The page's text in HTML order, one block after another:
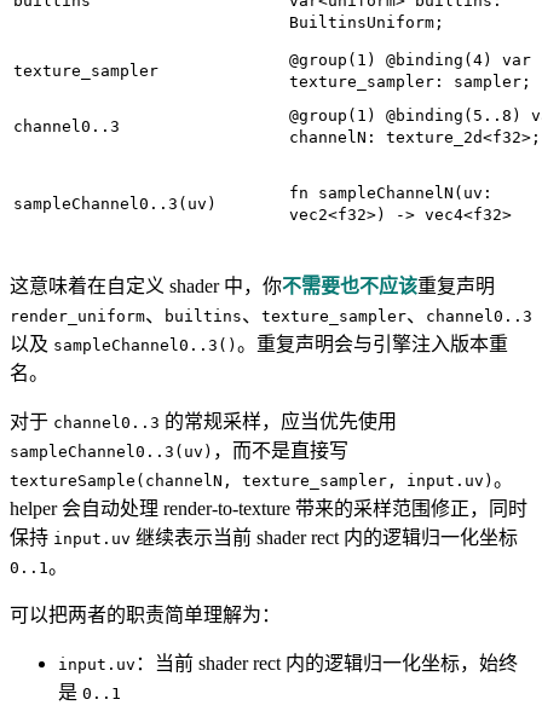
BuiltinsUniform;
texture_sampler
@group(1) @binding(4) var
texture_sampler: sampler;
channel0..3
@group(1) @binding(5..8)
channelN: texture_2d<f32>;
sampleChannel0..3(uv)
fn sampleChannelN(uv:
vec2<f32>) -> vec4<f32>
这意味着在自定义 shader 中，你不需要也不应该重复声明
render_uniform、 builtins、 texture_sampler、 channel0..3
以及 sampleChannel0..3() 。重复声明会与引擎注入版本重
名。
对于 channel0..3 的常规采样，应当优先使用
sampleChannel0..3(uv) ，而不是直接写
textureSample(channelN, texture_sampler, input.uv) 。
helper 会自动处理 render-to-texture 带来的采样范围修正，同时
保持 input.uv 继续表示当前 shader rect 内的逻辑归一化坐标
0..1 。
可以把两者的职责简单理解为：
input.uv ：当前 shader rect 内的逻辑归一化坐标，始终
是 0..1